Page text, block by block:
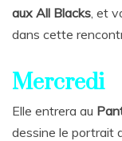
aux All Blacks , et
dans cette
Mercredi
Elle entrera au
dessine le portrait